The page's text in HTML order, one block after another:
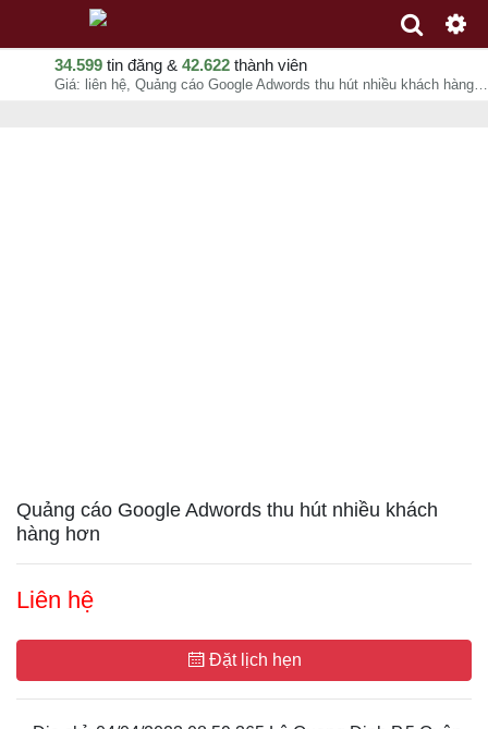
34.599 tin đăng & 42.622 thành viên
Giá: liên hệ, Quảng cáo Google Adwords thu hút nhiều khách hàng hơn, Thương Mại , chuyên mục Tư vấn hướng dẫn tại Quận Bình Thạnh - Hồ Chí Minh - 08-08-2026 18:31:24
Quảng cáo Google Adwords thu hút nhiều khách
hàng hơn
Liên hệ
Đặt lịch hẹn